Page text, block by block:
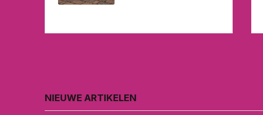
NIEUWE ARTIKELEN